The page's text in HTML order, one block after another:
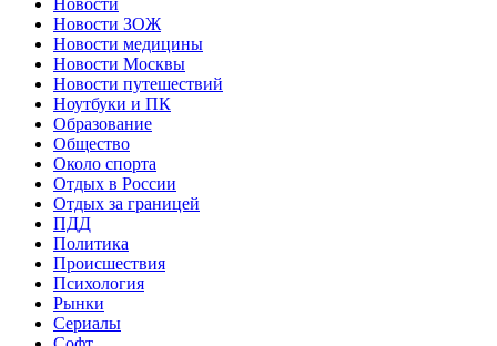
Новости ЗОЖ
Новости медицины
Новости Москвы
Новости путешествий
Ноутбуки и ПК
Образование
Общество
Около спорта
Отдых в России
Отдых за границей
ПДД
Политика
Происшествия
Психология
Рынки
Сериалы